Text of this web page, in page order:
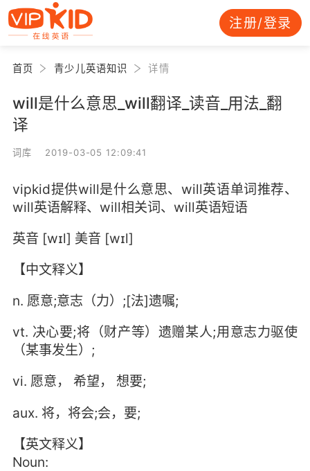
注册/登录
首页 青少儿英语知识 详情
will是什么意思_will翻译_读音_用法_翻
译
词库 2019-03-05 12:09:41
vipkid提供will是什么意思、will英语单词推荐、
will英语解释、will相关词、will英语短语
英音 [wɪl] 美音 [wɪl]
【中文释义】
n. 愿意;意志（力）;[法]遗嘱;
vt. 决心要;将（财产等）遗赠某人;用意志力驱使
（某事发生）;
vi. 愿意， 希望， 想要;
aux. 将，将会;会，要;
【英文释义】
Noun: